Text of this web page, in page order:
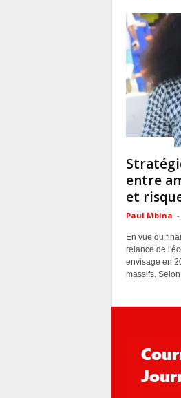
entre
et
Paul Mbina -
En vue du
relance de
envisage en
massifs.